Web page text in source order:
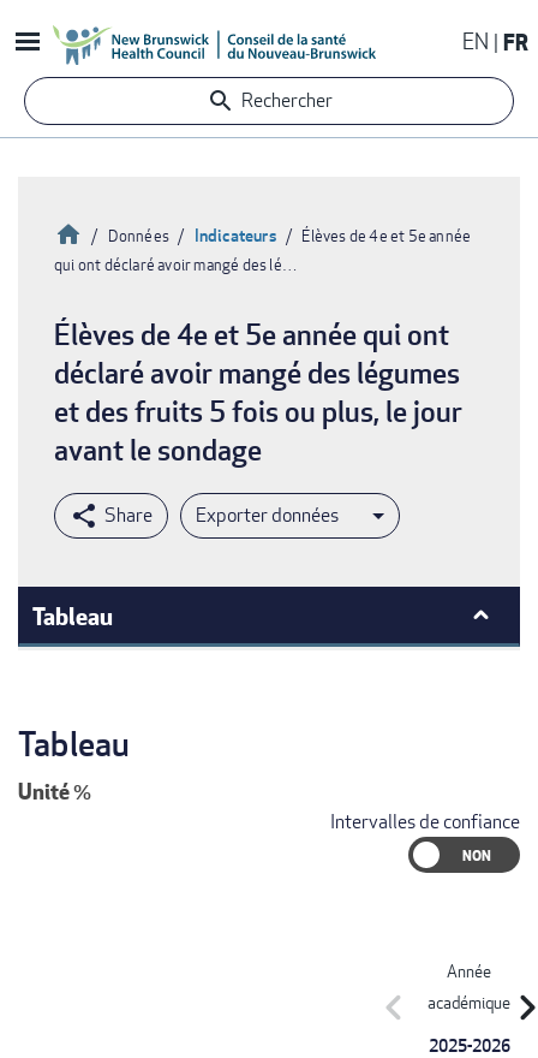
au
contenu
principal
EN FR
Rechercher
Fil
d'Ariane
Accueil
Données Indicateurs
Élèves de 4e et 5e année
qui ont déclaré avoir mangé des lé…
Élèves de 4e et 5e année qui ont
déclaré avoir mangé des légumes
et des fruits 5 fois ou plus, le jour
avant le sondage
Exporter données
Tableau
Tableau
Unité%
Intervalles de confiance
Année
académique
2025-2026
chevron_left